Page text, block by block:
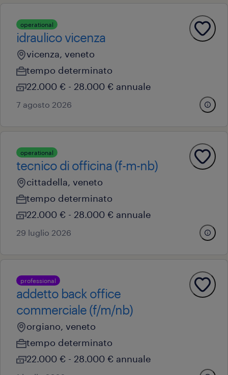
operational
idraulico vicenza
vicenza, veneto
tempo determinato
22.000 € - 28.000 € annuale
7 agosto 2026
operational
tecnico di officina (f-m-nb)
cittadella, veneto
tempo determinato
22.000 € - 28.000 € annuale
29 luglio 2026
professional
addetto back office
commerciale (f/m/nb)
orgiano, veneto
tempo determinato
22.000 € - 28.000 € annuale